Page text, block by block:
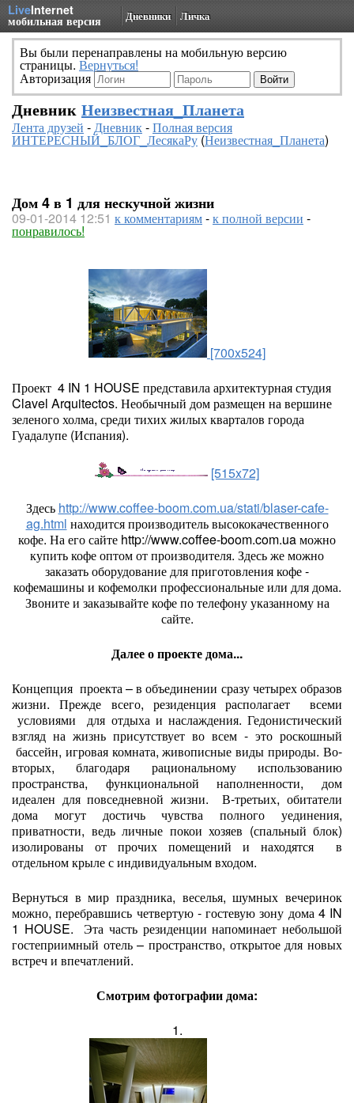
LiveInternet
мобильная версия Дневники Личка
Вы были перенаправлены на мобильную версию
страницы. Вернуться!
Авторизация
Дневник Неизвестная_Планета
Лента друзей -Дневник-Полная версия
ИНТЕРЕСНЫЙ_БЛОГ_ЛесякаРу(Неизвестная_Планета)
Дом 4 в 1 для нескучной жизни
09-01-2014 12:51 к комментариям-к полной версии -
понравилось!
[700x524]
Проект 4 IN 1 HOUSE представила архитектурная студия
Clavel Arquitectos. Необычный дом размещен на вершине
зеленого холма, среди тихих жилых кварталов города
Гуадалупе (Испания).
[515x72]
Здесь http://www.coffee-boom.com.ua/stati/blaser-cafe-
ag.html находится производитель высококачественного
кофе. На его сайте http://www.coffee-boom.com.ua можно
купить кофе оптом от производителя. Здесь же можно
заказать оборудование для приготовления кофе -
кофемашины и кофемолки профессиональные или для дома.
Звоните и заказывайте кофе по телефону указанному на
сайте.
Далее о проекте дома...
Концепция проекта – в объединении сразу четырех образов
жизни. Прежде всего, резиденция располагает всеми
условиями для отдыха и наслаждения. Гедонистический
взгляд на жизнь присутствует во всем - это роскошный
бассейн, игровая комната, живописные виды природы. Во-
вторых, благодаря рациональному использованию
пространства, функциональной наполненности, дом
идеален для повседневной жизни. В-третьих, обитатели
дома могут достичь чувства полного уединения,
приватности, ведь личные покои хозяев (спальный блок)
изолированы от прочих помещений и находятся в
отдельном крыле с индивидуальным входом.
Вернуться в мир праздника, веселья, шумных вечеринок
можно, перебравшись четвертую - гостевую зону дома 4 IN
1 HOUSE. Эта часть резиденции напоминает небольшой
гостеприимный отель – пространство, открытое для новых
встреч и впечатлений.
Смотрим фотографии дома:
1.